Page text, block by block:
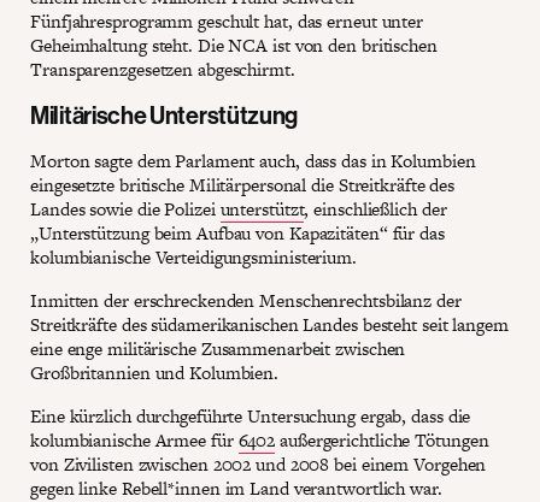
Fünfjahresprogramm geschult hat, das erneut unter
Geheimhaltung steht. Die NCA ist von den britischen
Transparenzgesetzen abgeschirmt.
Militärische Unterstützung
Morton sagte dem Parlament auch, dass das in Kolumbien
eingesetzte britische Militärpersonal die Streitkräfte des
Landes sowie die Polizeiunterstützt, einschließlich der
„Unterstützung beim Aufbau von Kapazitäten“ für das
kolumbianische Verteidigungsministerium.
Inmitten der erschreckenden Menschenrechtsbilanz der
Streitkräfte des südamerikanischen Landes besteht seit langem
eine enge militärische Zusammenarbeit zwischen
Großbritannien und Kolumbien.
Eine kürzlich durchgeführte Untersuchung ergab, dass die
kolumbianische Armee für6402außergerichtliche Tötungen
von Zivilisten zwischen 2002 und 2008 bei einem Vorgehen
gegen linke Rebell*innen im Land verantwortlich war.